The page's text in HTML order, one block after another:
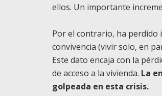
ellos. Un importante
Por el contrario, ha perdido
convivencia (vivir solo, en
Este dato encaja con la
de acceso a la vivienda. La
golpeada en esta crisis.